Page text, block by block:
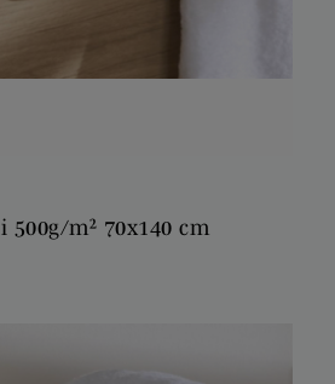
m² 70x140 cm